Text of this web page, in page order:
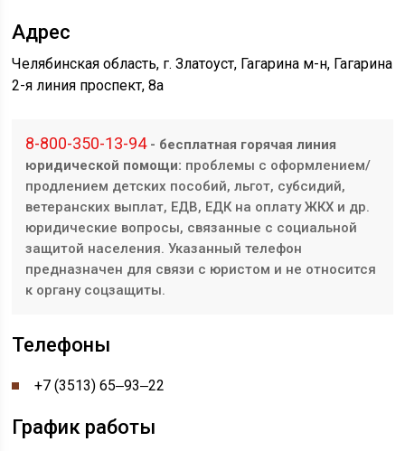
Адрес
Челябинская область, г. Златоуст, Гагарина м-н, ​​ ​​Гагарина
2-я линия проспект, 8а
8-800-350-13-94- бесплатная горячая линия
юридической помощи: проблемы с оформлением/
продлением детских пособий, льгот, субсидий,
ветеранских выплат, ЕДВ, ЕДК на оплату ЖКХ и др.
юридические вопросы, связанные с социальной
защитой населения. Указанный телефон
предназначен для связи с юристом и не относится
к органу соцзащиты.
Телефоны
+7 (3513) 65‒93‒22
График работы